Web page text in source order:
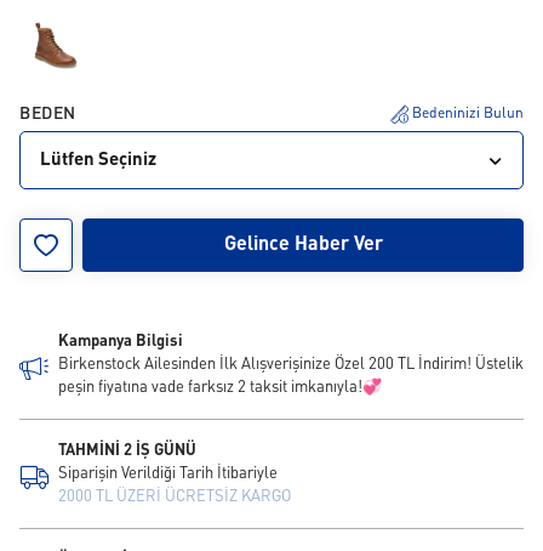
BEDEN Bedeninizi Bulun
Lütfen Seçiniz
45 46
Gelince Haber Ver
Kampanya Bilgisi
Birkenstock Ailesinden İlk Alışverişinize Özel 200 TL İndirim! Üstelik
peşin fiyatına vade farksız 2 taksit imkanıyla!💞
TAHMİNİ 2 İŞ GÜNÜ
Siparişin Verildiği Tarih İtibariyle
2000 TL ÜZERİ ÜCRETSİZ KARGO